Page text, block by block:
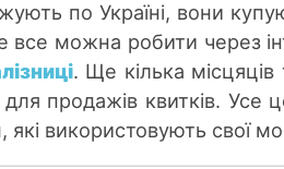
по Україні, вони
все можна робити через
. Ще кілька
продажів квитків. Усе
використовують свої